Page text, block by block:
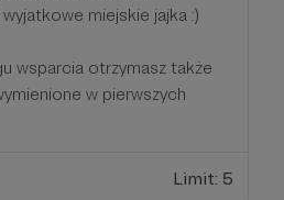
miejskie jajka :)
wsparcia otrzymasz także
w pierwszych
Limit: 5